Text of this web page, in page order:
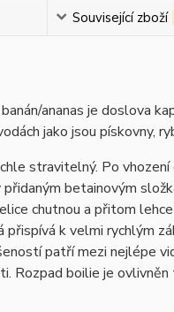
Související zboží
ananas je doslova
jako jsou pískovny,
stravitelný. Po
betainovým
chutnou a přitom
k velmi rychlým
patří mezi nejlépe
Rozpad boilie je